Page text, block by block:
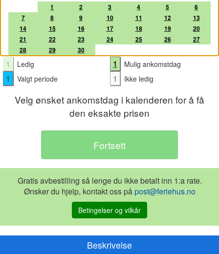
1 2 3 4 5
6
7
8 9 10 11 12
13
14
15 16 17 18 19
20
21
22 23 24 25 26
27
28
29 30
1 Ledig 1 Mulig ankomstdag
1 Valgt periode 1 Ikke ledig
Velg ønsket ankomstdag i kalenderen for å få
den eksakte prisen
Gratis avbestilling så lenge du ikke betalt inn 1:a rate.
Ønsker du hjelp, kontakt oss på post@feriehus.no
Betingelser og vilkår
Beskrivelse